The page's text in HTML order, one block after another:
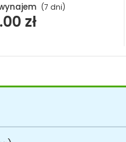
(7 dni)
zł